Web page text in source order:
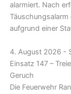
alarmiert. Nach
aufgrund einer
4. August 2026 -
Einsatz 147 –
Geruch
Die Feuerwehr